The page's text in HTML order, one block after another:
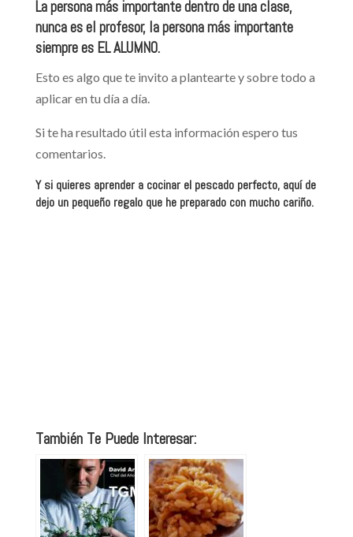
La persona más importante dentro de una clase,
nunca es el profesor, la persona más importante
siempre es EL ALUMNO.
Esto es algo que te invito a plantearte y sobre todo a
aplicar en tu día a día.
Si te ha resultado útil esta información espero tus
comentarios.
Y si quieres aprender a cocinar el pescado perfecto, aquí de
dejo un pequeño regalo que he preparado con mucho cariño.
También Te Puede Interesar: